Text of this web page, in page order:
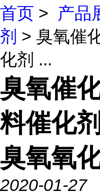
首页 > 产品
剂 > 臭氧催
化剂 ...
臭氧催
料催化
臭氧氧
2020-01-27